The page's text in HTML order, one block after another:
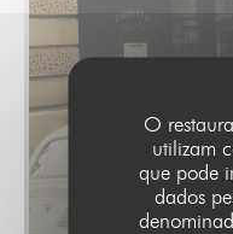
O
utilizam
que pode
dados